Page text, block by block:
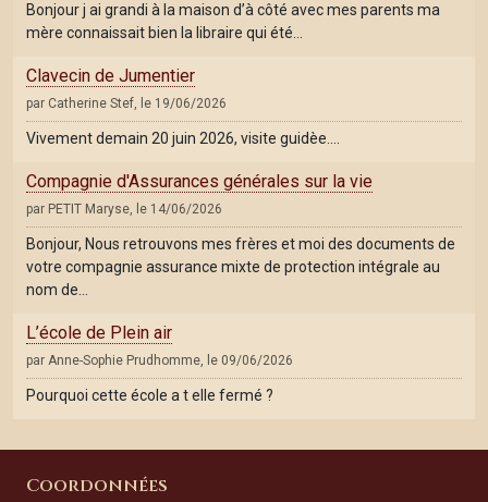
Bonjour j ai grandi à la maison d’à côté avec mes parents ma
mère connaissait bien la libraire qui été…
Clavecin de Jumentier
par Catherine Stef, le 19/06/2026
Vivement demain 20 juin 2026, visite guidèe....
Compagnie d'Assurances générales sur la vie
par PETIT Maryse, le 14/06/2026
Bonjour, Nous retrouvons mes frères et moi des documents de
votre compagnie assurance mixte de protection intégrale au
nom de…
L’école de Plein air
par Anne-Sophie Prudhomme, le 09/06/2026
Pourquoi cette école a t elle fermé ?
Coordonnées